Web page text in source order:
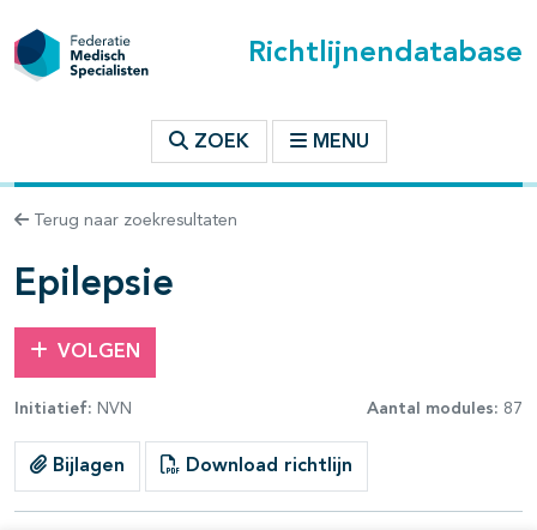
Richtlijnendatabase
ZOEK MENU
Terug naar zoekresultaten
Epilepsie
VOLGEN
Initiatief: NVN Aantal modules: 87
Bijlagen Download richtlijn
binnen deze richtlijn